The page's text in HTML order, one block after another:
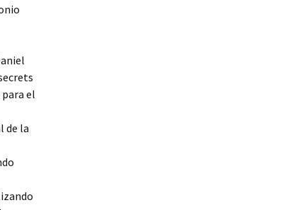
el
de la